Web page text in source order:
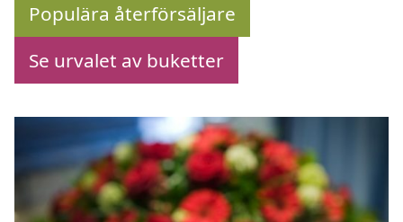
Populära återförsäljare
Se urvalet av buketter